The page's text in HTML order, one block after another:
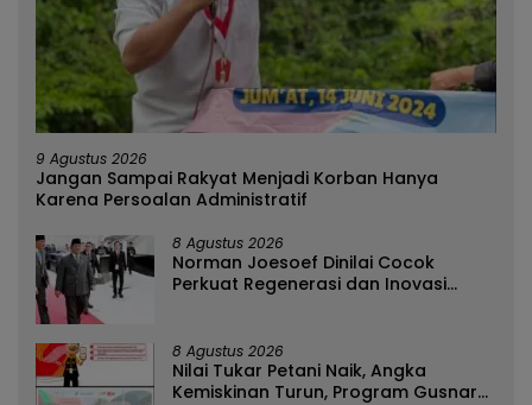
9 Agustus 2026
Jangan Sampai Rakyat Menjadi Korban Hanya
Karena Persoalan Administratif
8 Agustus 2026
Norman Joesoef Dinilai Cocok
Perkuat Regenerasi dan Inovasi
8 Agustus 2026
Nilai Tukar Petani Naik, Angka
Kemiskinan Turun, Program Gusnar-